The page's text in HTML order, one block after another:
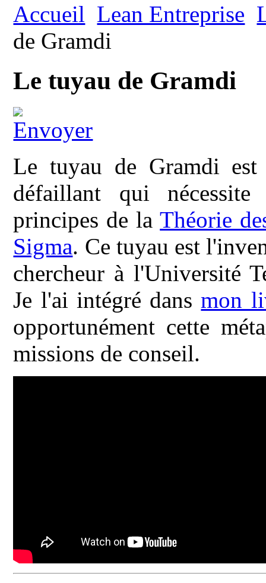
Accueil Lean Entreprise
de Gramdi
Le tuyau de Gramdi
Le tuyau de Gramdi est
défaillant qui
principes de laThéorie
Sigma. Ce tuyau est
chercheur à l'Université
Je l'ai intégré dansmon
opportunément cette
missions de conseil.